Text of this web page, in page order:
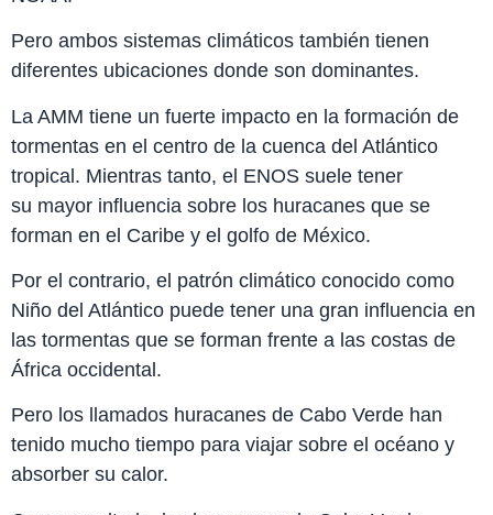
Pero ambos sistemas climáticos también tienen
diferentes ubicaciones donde son dominantes.
La AMM tiene un fuerte impacto en la formación de
tormentas en el centro de la cuenca del Atlántico
tropical. Mientras tanto, el ENOS suele tener
su mayor influencia sobre los huracanes que se
forman en el Caribe y el golfo de México.
Por el contrario, el patrón climático conocido como
Niño del Atlántico puede tener una gran influencia en
las tormentas que se forman frente a las costas de
África occidental.
Pero los llamados huracanes de Cabo Verde han
tenido mucho tiempo para viajar sobre el océano y
absorber su calor.